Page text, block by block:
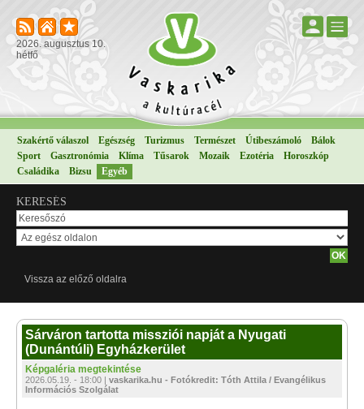
2026. augusztus 10.
hétfő
Szakértő válaszol Egészség Turizmus Természet Útibeszámoló
Bálok
Sport
Gasztronómia Klíma Tűsarok Mozaik Ezotéria
Horoszkóp
Családika
Bizsu Egyéb
KERESÉS
Vissza az előző oldalra
Sárváron tartotta missziói napját a Nyugati
(Dunántúli) Egyházkerület
Képgaléria megtekintése
2026.05.19. - 18:00 | vaskarika.hu - Fotókredit: Tóth Attila / Evangélikus
Információs Szolgálat